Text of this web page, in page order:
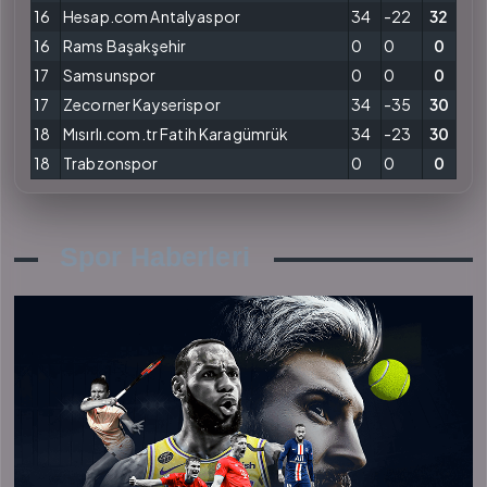
16
Hesap.com Antalyaspor 34 -22
32
16
Rams Başakşehir 0 0
0
17
Samsunspor 0 0
0
17
Zecorner Kayserispor 34 -35
30
18
Mısırlı.com.tr Fatih Karagümrük 34 -23
30
18
Trabzonspor 0 0 0